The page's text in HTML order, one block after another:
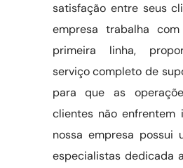
satisfação entre seus
empresa trabalha
primeira linha,
serviço completo de
para que as
clientes não enfrentem
nossa empresa possui
especialistas dedicada